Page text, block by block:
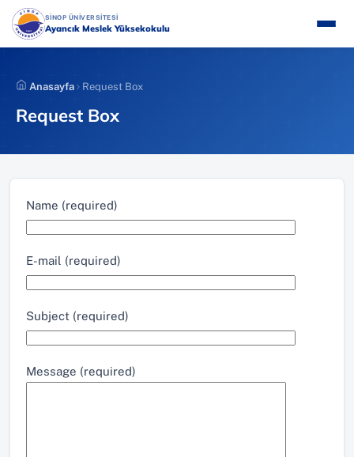
İçeriğe
atla
SİNOP ÜNİVERSİTESİ(YENI SEKMEDE AÇILIR)
Ayancık Meslek Yüksekokulu
Anasayfa Request Box
Request Box
Name (required)
E-mail (required)
Subject (required)
Message (required)